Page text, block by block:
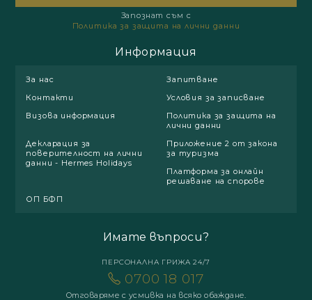
Запознат съм с
Политика за защита на лични данни
Информация
За нас
Запитване
Контакти
Условия за записване
Визова информация
Политика за защита на
лични данни
Декларация за
поверителност на лични
данни - Hermes Holidays
Приложение 2 от закона
за туризма
Платформа за онлайн
решаване на спорове
ОП БФП
Имате въпроси?
ПЕРСОНАЛНА ГРИЖА 24/7
0700 18 017
Отговаряме с усмивка на всяко обаждане.